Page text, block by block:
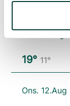
19°13°
19° 11°
Ons. 12.Aug